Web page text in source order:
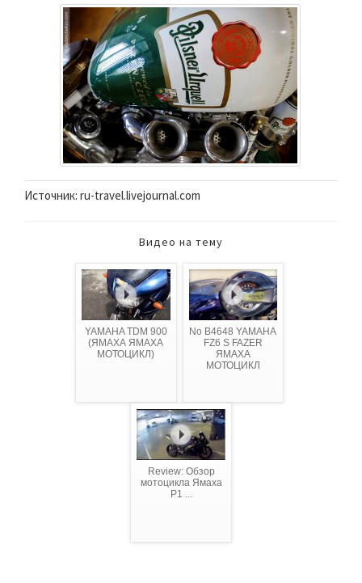
Источник: ru-travel.livejournal.com
Видео на тему
YAMAHA TDM 900
(ЯМАХА ЯМАХА
МОТОЦИКЛ)
No B4648 YAMAHA
FZ6 S FAZER
ЯМАХА
МОТОЦИКЛ
Review: Обзор
мотоцикла Ямаха
Р1 ...